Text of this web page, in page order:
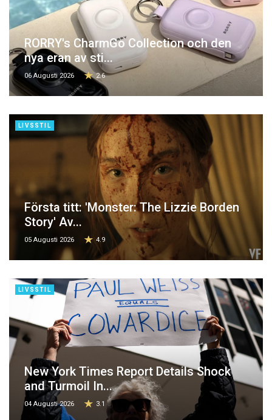
RORRY's CharmGo Collection och den
nya eran av sti...
06 Augusti 2026 2.6
LIVSSTIL
Första titt: 'Monster: The Lizzie Borden
Story' Av...
05 Augusti 2026 4.9
LIVSSTIL
New York Times Report Details Shock
and Turmoil In...
04 Augusti 2026 3.1